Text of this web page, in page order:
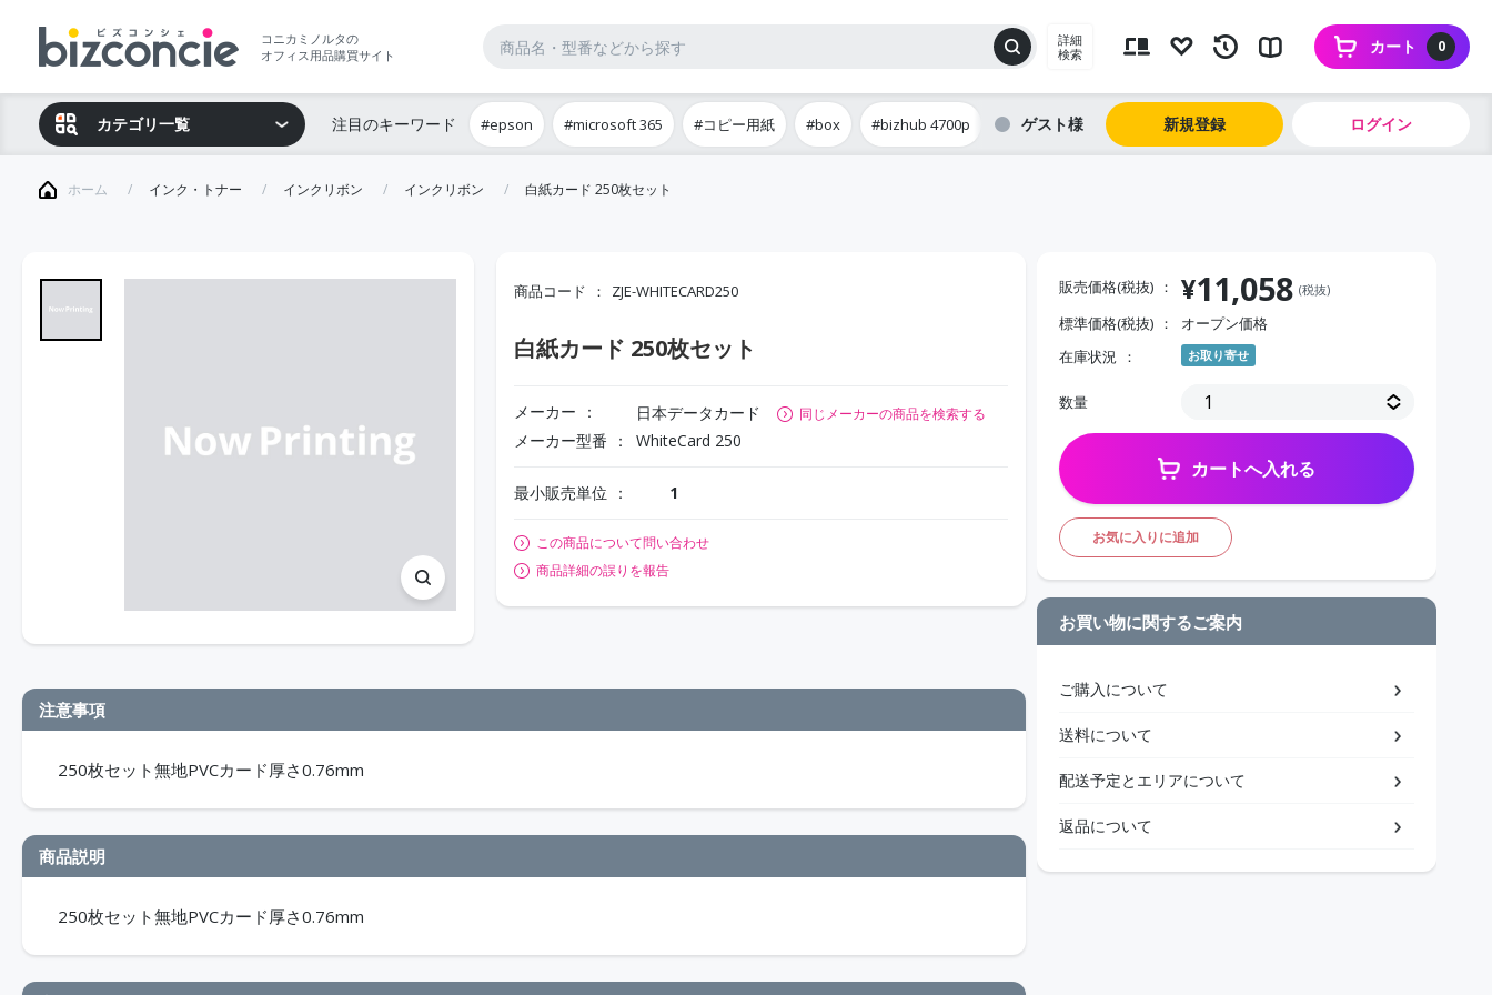
コニカミノルタの
オフィス用品購買サイト
詳細
検索
0
カート
カテゴリ一覧 注目のキーワード #epson #microsoft 365 #コピー用紙 #box #bizhub 4700p ゲスト 新規登録 ログイン
ホーム インク・トナー インクリボン インクリボン 白紙カード 250枚セット
商品コード ZJE-WHITECARD250
白紙カード 250枚セット
メーカー 日本データカード 同じメーカーの商品を検索する
メーカー型番 WhiteCard 250
最小販売単位 1
この商品について問い合わせ
商品詳細の誤りを報告
注意事項
250枚セット無地PVCカード厚さ0.76mm
商品説明
250枚セット無地PVCカード厚さ0.76mm
販売価格(税抜) ¥11,058 (税抜)
標準価格(税抜)
オープン価格
在庫状況
お取り寄せ
数量
カートへ入れる
お気に入りに追加
お買い物に関するご案内
ご購入について
送料について
配送予定とエリアについて
返品について